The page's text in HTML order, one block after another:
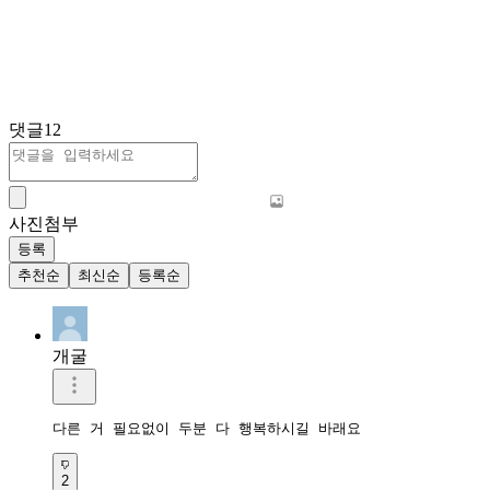
댓글12
사진첨부
등록
추천순
최신순 등록순
개굴
다른 거 필요없이 두분 다 행복하시길 바래요
2